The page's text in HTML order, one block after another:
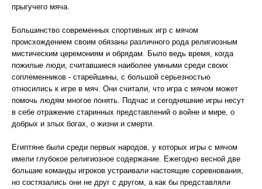
прыгучего мяча.
Большинство современных спортивных игр с мячом
происхождением своим обязаны различного рода религиозным
мистическим церемониям и обрядам. Было ведь время, когда
пожилые люди, считавшиеся наиболее умными среди своих
соплеменников - старейшины, с большой серьезностью
относились к игре в мяч. Они считали, что игра с мячом может
помочь людям многое понять. Подчас и сегодняшние игры несут
в себе отражение старинных представлений о войне и мире, о
добрых и злых богах, о жизни и смерти.
Египтяне были среди первых народов, у которых игры с мячом
имели глубокое религиозное содержание. Ежегодно весной две
большие команды игроков устраивали настоящие соревнования,
но состязались они не друг с другом, а как бы представляли